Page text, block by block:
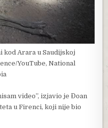
Arara u Saudijskoj
YouTube, National
video”, izjavio je Đoan
u Firenci, koji nije bio